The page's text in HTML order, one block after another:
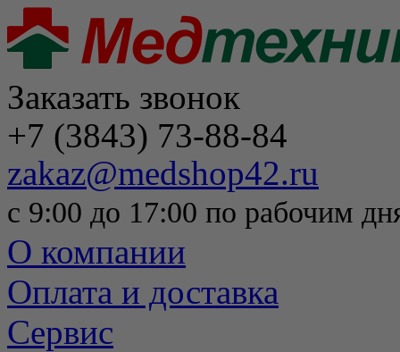
Заказать звонок
+7 (3843) 73-88-84
zakaz@medshop42.ru
с 9:00 до 17:00 по рабочим
О компании
Оплата и доставка
Сервис